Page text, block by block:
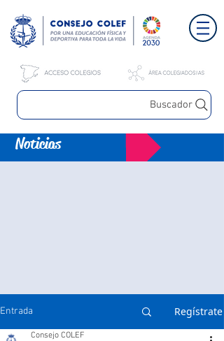
Buscador
Noticias
Entrada Regístrate
Consejo COLEF